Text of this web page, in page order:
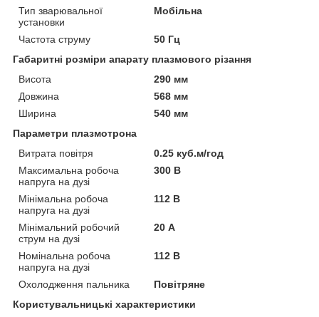
Тип зварювальної
установки
Мобільна
Частота струму
50 Гц
Габаритні розміри апарату плазмового різання
Висота
290 мм
Довжина
568 мм
Ширина
540 мм
Параметри плазмотрона
Витрата повітря
0.25 куб.м/год
Максимальна робоча
напруга на дузі
300 В
Мінімальна робоча
напруга на дузі
112 В
Мінімальний робочий
струм на дузі
20 А
Номінальна робоча
напруга на дузі
112 В
Охолодження пальника
Повітряне
Користувальницькі характеристики